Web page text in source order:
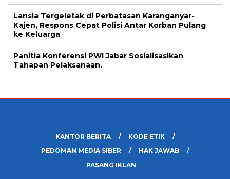
Lansia Tergeletak di Perbatasan Karanganyar-
Kajen, Respons Cepat Polisi Antar Korban Pulang
ke Keluarga
Panitia Konferensi PWI Jabar Sosialisasikan
Tahapan Pelaksanaan.
KANTOR BERITA
KODE ETIK
PEDOMAN MEDIA SIBER
HAK JAWAB
PASANG IKLAN